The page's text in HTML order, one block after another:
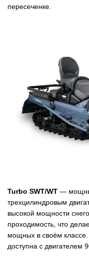
пересеченке.
Turbo SWT/WT —
трехцилиндровым
высокой мощности
проходимость, что
мощных в своём
доступна с двигателем